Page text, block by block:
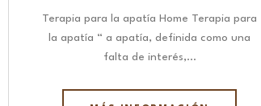
Terapia para la apatía Home Terapia para
la apatía “ a apatía, definida como una
falta de interés,…